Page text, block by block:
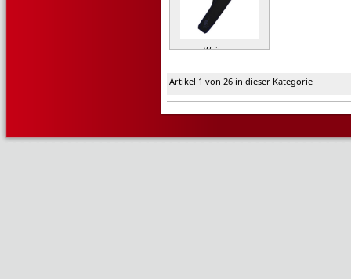
Weiter »
Artikel 1 von 26 in dieser Kategorie